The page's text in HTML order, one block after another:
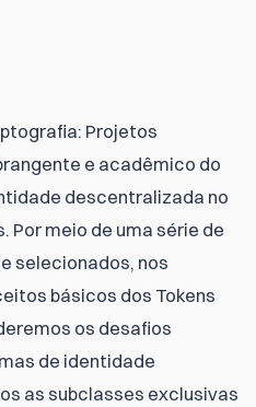
Projetos
e acadêmico do
descentralizada no
meio de uma série de
selecionados, nos
básicos dos Tokens
os desafios
de identidade
as subclasses exclusivas